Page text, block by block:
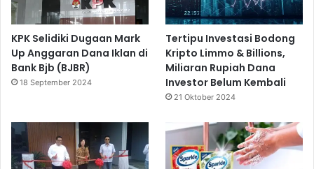
KPK Selidiki Dugaan Mark
Up Anggaran Dana Iklan di
Bank Bjb (BJBR)
18 September 2024
Tertipu Investasi Bodong
Kripto Limmo & Billions,
Miliaran Rupiah Dana
Investor Belum Kembali
21 Oktober 2024